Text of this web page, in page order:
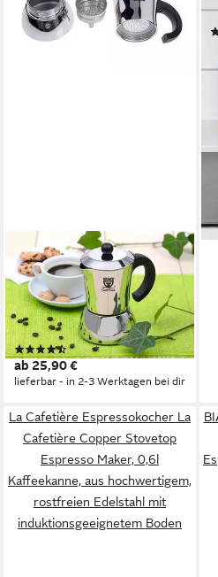
GRÄWE
Espressokocher GRÄWE
Espressokocher aus
Edelstahl, Für alle Herdarten
geeignet – Induktion, Gas,
Elektro und Glaskeramik
(97)
ab 25,90 €
lieferbar - in 2-3 Werktagen bei dir
La Cafetière Espressokocher La
Cafetière Copper Stovetop
Espresso Maker, 0,6l
Kaffeekanne, aus hochwertigem,
rostfreien Edelstahl mit
induktionsgeeignetem Boden